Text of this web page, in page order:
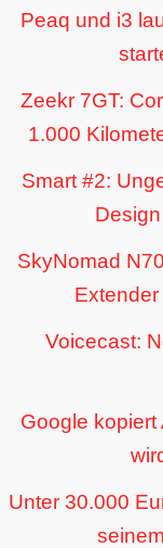
Peaq und i3
Zeekr 7GT:
1.000
Smart #2:
SkyNomad
Voicecast:
Google kopiert
Unter 30.000